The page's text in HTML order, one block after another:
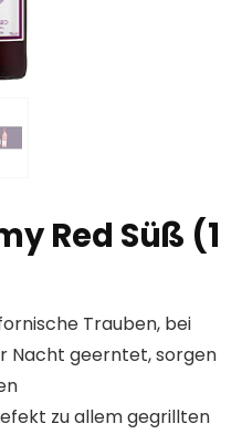
Red Süß (1
Trauben, bei
Nacht geerntet, sorgen
zu allem gegrillten